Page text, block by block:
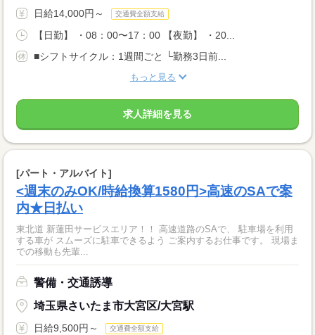
日給14,000円～ 交通費全額支給
【日勤】 ・08：00〜17：00 【夜勤】 ・20...
■シフトサイクル：1週間ごと └勤務3日前...
もっと見る
求人詳細を見る
[パート・アルバイト]
<週末のみOK/時給換算1580円>高速のSAで案
内★日払い
東北道 新蓮田サービスエリア！！ 高速道路のSAで、 駐車場を利用
する車が スムーズに駐車できるよう ご案内するお仕事です。 現場ま
での移動も先輩...
警備・交通誘導
埼玉県さいたま市大宮区/大宮駅
日給9,500円～ 交通費全額支給